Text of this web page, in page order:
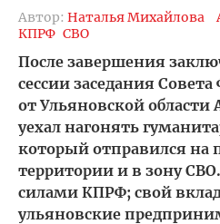
Автор: Наталья Михайлова
КПРФ СВО
После завершения
сессии заседания
от Ульяновской области
уехал нагонять
который отправился на
территории и в зону
силами КПРФ; свой вклад
ульяновские